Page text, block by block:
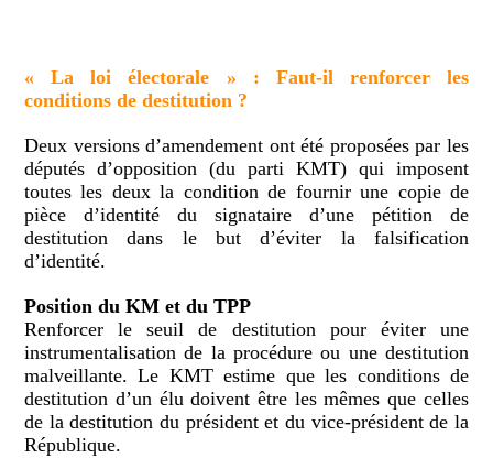
« La loi électorale » : Faut-il renforcer les
conditions de destitution ?
Deux versions d’amendement ont été proposées par les
députés d’opposition (du parti KMT) qui imposent
toutes les deux la condition de fournir une copie de
pièce d’identité du signataire d’une pétition de
destitution dans le but d’éviter la falsification
d’identité.
Position du KM et du TPP
Renforcer le seuil de destitution pour éviter une
instrumentalisation de la procédure ou une destitution
malveillante. Le KMT estime que les conditions de
destitution d’un élu doivent être les mêmes que celles
de la destitution du président et du vice-président de la
République.